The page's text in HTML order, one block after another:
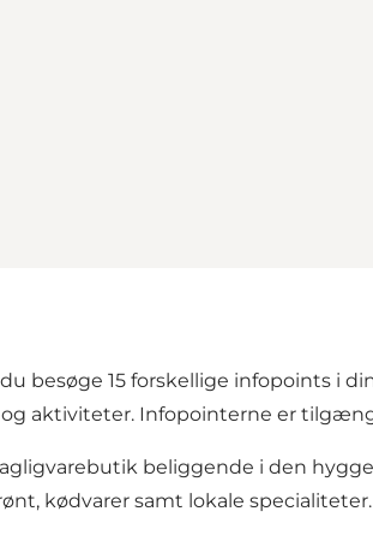
besøge 15 forskellige infopoints i
aktiviteter. Infopointerne er
beliggende i den
kødvarer samt lokale